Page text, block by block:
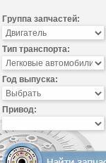
Группа запчастей:
Тип транспорта:
Год выпуска:
Привод: